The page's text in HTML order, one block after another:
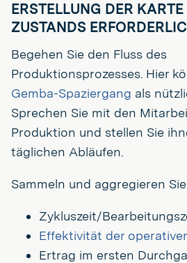
ERSTELLUNG DER
ZUSTANDS
Begehen Sie den Fluss des
Produktionsprozesses. Hier
Gemba-Spaziergang als
Sprechen Sie mit den
Produktion und stellen Sie
täglichen Abläufen.
Sammeln und aggregieren
Zykluszeit/
Effektivität der
Ertrag im ersten